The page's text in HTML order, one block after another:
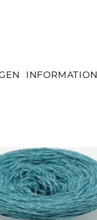
INFORMATION